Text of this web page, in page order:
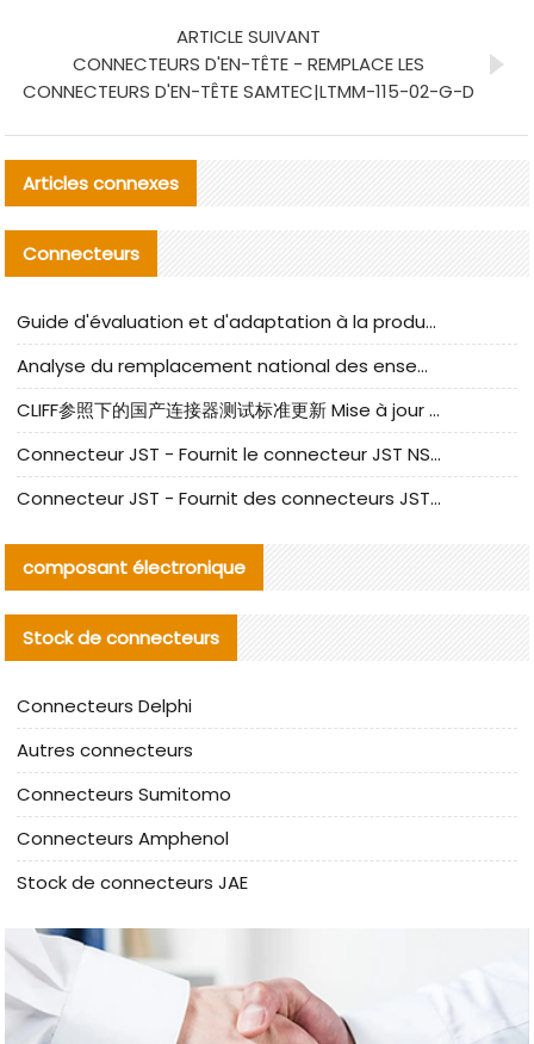
ARTICLE SUIVANT
CONNECTEURS D'EN-TÊTE - REMPLACE LES
CONNECTEURS D'EN-TÊTE SAMTEC|LTMM-115-02-G-D
Articles connexes
Connecteurs
Guide d'évaluation et d'adaptation à la production des composants de câbles nationaux CNC Tech
Analyse du remplacement national des ensembles de câbles à fréquence élevée I-PEX
CLIFF参照下的国产连接器测试标准更新 Mise à jour des normes de test des connecteurs nationaux sous la référence CLIFF
Connecteur JST - Fournit le connecteur JST NSHR-02V-S original | Équivalent
Connecteur JST - Fournit des connecteurs JST GHR-09V-S authentiques et des produits de remplacement|
composant électronique
Stock de connecteurs
Connecteurs Delphi
Autres connecteurs
Connecteurs Sumitomo
Connecteurs Amphenol
Stock de connecteurs JAE